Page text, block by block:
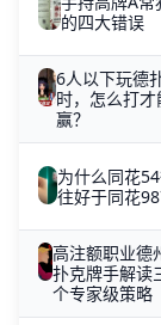
的四大错误
6人以下玩德
时，怎么打才
赢？
为什么同花
往好于同花98
高注额职业德
扑克牌手解读
个专家级策略